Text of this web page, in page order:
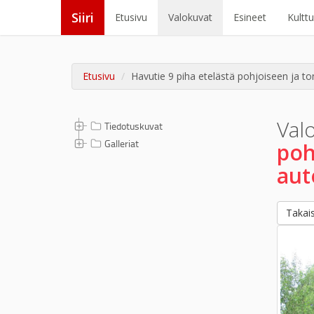
Siiri Etusivu Valokuvat Esineet
Etusivu Havutie 9 piha etelästä pohjoiseen ja
Tiedotuskuvat
Galleriat